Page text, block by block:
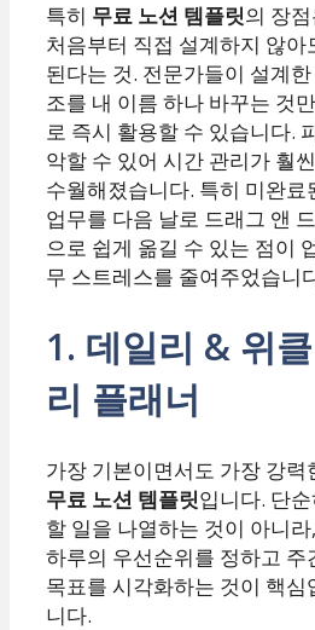
특히 무료 노션 템플릿의 장
처음부터 직접 설계하지 않아
된다는 것. 전문가들이 설계한
조를 내 이름 하나 바꾸는 것
로 즉시 활용할 수 있습니다.
악할 수 있어 시간 관리가 훨씬
수월해졌습니다. 특히 미완료
업무를 다음 날로 드래그 앤
으로 쉽게 옮길 수 있는 점이
무 스트레스를 줄여주었습니
1. 데일리 & 위클
리 플래너
가장 기본이면서도 가장 강력
무료 노션 템플릿입니다. 단순
할 일을 나열하는 것이 아니라,
하루의 우선순위를 정하고 주
목표를 시각화하는 것이 핵심
니다.